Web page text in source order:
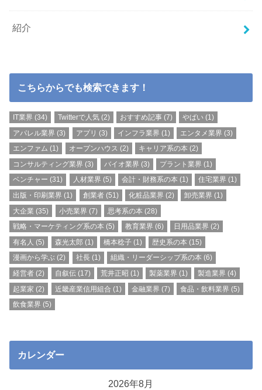
紹介
こちらからでも検索できます！
IT業界 (34) Twitterで人気(2) おすすめ記事(7) やばい (1)
アパレル業界 (3) アプリ (3) インフラ業界 (1) エンタメ業界 (3)
エンファム (1) オープンハウス (2) キャリア系の本 (2)
コンサルティング業界 (3) バイオ業界 (3) プラント業界 (1)
ベンチャー (31) 人材業界 (5) 会計・財務系の本 (1) 住宅業界 (1)
出版・印刷業界 (1) 創業者(51) 化粧品業界 (2) 卸売業界 (1)
大企業 (35) 小売業界 (7) 思考系の本 (28)
戦略・マーケティング系の本 (5) 教育業界 (6) 日用品業界 (2)
有名人 (5) 森光太郎 (1) 橋本稔子(1) 歴史系の本 (15)
漫画から学ぶ (2) 社長(1) 組織・リーダーシップ系の本 (6)
経営者 (2) 自叙伝(17) 荒井正昭 (1) 製薬業界 (1) 製造業界 (4)
起業家 (2) 近畿産業信用組合 (1) 金融業界 (7) 食品・飲料業界 (5)
飲食業界 (5)
カレンダー
2026年8月